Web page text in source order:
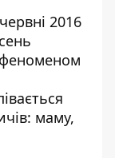
2016
маму,